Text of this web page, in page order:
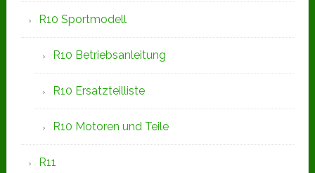
R10 Sportmodell
R10 Betriebsanleitung
R10 Ersatzteilliste
R10 Motoren und Teile
R11